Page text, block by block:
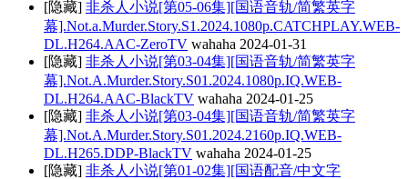
[隐藏] 非杀人小说[第05-06集][国语音轨/简繁英字
幕].Not.a.Murder.Story.S1.2024.1080p.CATCHPLAY.WEB-
DL.H264.AAC-ZeroTV wahaha 2024-01-31
[隐藏] 非杀人小说[第03-04集][国语音轨/简繁英字
幕].Not.A.Murder.Story.S01.2024.1080p.IQ.WEB-
DL.H264.AAC-BlackTV wahaha 2024-01-25
[隐藏] 非杀人小说[第03-04集][国语音轨/简繁英字
幕].Not.A.Murder.Story.S01.2024.2160p.IQ.WEB-
DL.H265.DDP-BlackTV wahaha 2024-01-25
[隐藏] 非杀人小说[第01-02集][国语配音/中文字